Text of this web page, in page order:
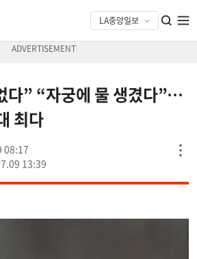
다” “자궁에 물 생겼다”…
최다
08:17
13:39